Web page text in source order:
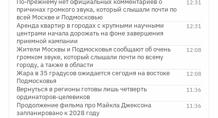
12:31
По-прежнему нет официальных комментариев о
причинах громкого звука, который слышали почти по
всей Москве и Подмосковью
12:31
Аренда квартир в городах с крупными научными
центрами начала дорожать на фоне завершения
приемной кампании
12:08
Жители Москвы и Подмосковья сообщают об очень
громком звуке, который слышали почти по всему
городу, а также в области
12:08
Жара в 35 градусов ожидается сегодня на востоке
Подмосковья
11:36
Вернуться в регионы готовы лишь четверть
ординаторов-целевиков
11:36
Продолжение фильма про Майкла Джексона
запланировано к 2028 году